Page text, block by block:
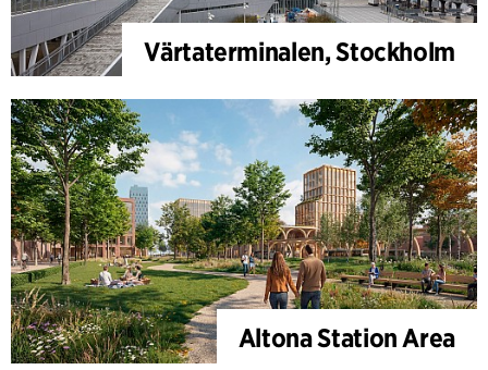
Värtaterminalen, Stockholm
Altona Station Area